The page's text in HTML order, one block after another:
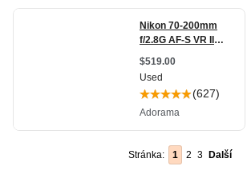
Stránka: 1 2 3 Další